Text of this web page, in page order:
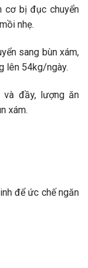
cơ bị đục chuyển
nhẹ.
sang bùn xám,
lên 54kg/ngày.
và đầy, lượng ăn
xám.
để ức chế ngăn